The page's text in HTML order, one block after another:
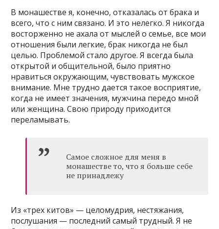
В монашестве я, конечно, отказалась от брака и
всего, что с ним связано. И это нелегко. Я никогда
восторженно не ахала от мыслей о семье, все мои
отношения были легкие, брак никогда не был
целью. Проблемой стало другое. Я всегда была
открытой и общительной, было приятно
нравиться окружающим, чувствовать мужское
внимание. Мне трудно дается такое восприятие,
когда не имеет значения, мужчина передо мной
или женщина. Свою природу приходится
переламывать.
Самое сложное для меня в
монашестве то, что я больше себе
не принадлежу
Из «трех китов» — целомудрия, нестяжания,
послушания — последний самый трудный. Я не